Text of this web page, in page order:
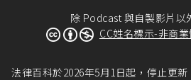
除 Podcast 與自製影片以
CC姓名標示-非商
法律百科於2026年5月1日起，停止更